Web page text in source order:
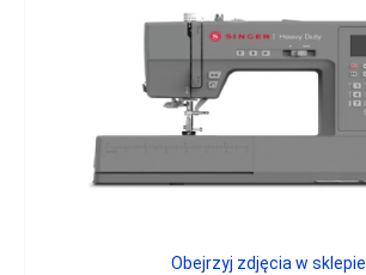
Obejrzyj zdjęcia w sklepie